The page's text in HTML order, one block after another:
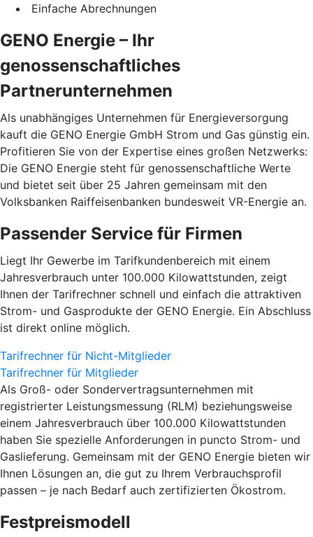
Einfache Abrechnungen
GENO Energie – Ihr
genossenschaftliches
Partnerunternehmen
Als unabhängiges Unternehmen für Energieversorgung
kauft die GENO Energie GmbH Strom und Gas günstig ein.
Profitieren Sie von der Expertise eines großen Netzwerks:
Die GENO Energie steht für genossenschaftliche Werte
und bietet seit über 25 Jahren gemeinsam mit den
Volksbanken Raiffeisenbanken bundesweit VR-Energie an.
Passender Service für Firmen
Liegt Ihr Gewerbe im Tarifkundenbereich mit einem
Jahresverbrauch unter 100.000 Kilowattstunden, zeigt
Ihnen der Tarifrechner schnell und einfach die attraktiven
Strom- und Gasprodukte der GENO Energie. Ein Abschluss
ist direkt online möglich.
Tarifrechner für Nicht-Mitglieder
Tarifrechner für Mitglieder
Als Groß- oder Sondervertragsunternehmen mit
registrierter Leistungsmessung (RLM) beziehungsweise
einem Jahresverbrauch über 100.000 Kilowattstunden
haben Sie spezielle Anforderungen in puncto Strom- und
Gaslieferung. Gemeinsam mit der GENO Energie bieten wir
Ihnen Lösungen an, die gut zu Ihrem Verbrauchsprofil
passen – je nach Bedarf auch zertifizierten Ökostrom.
Festpreismodell